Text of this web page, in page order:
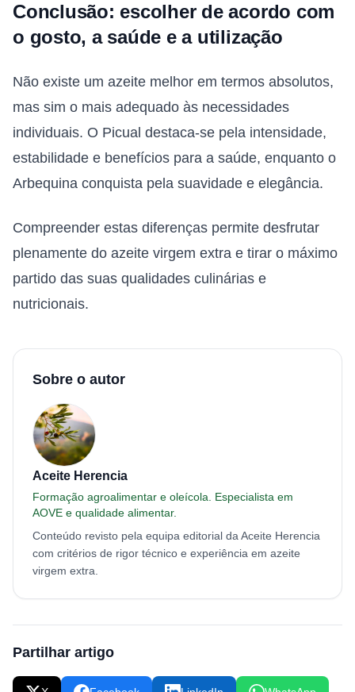
Conclusão: escolher de acordo com
o gosto, a saúde e a utilização
Não existe um azeite melhor em termos absolutos,
mas sim o mais adequado às necessidades
individuais. O Picual destaca-se pela intensidade,
estabilidade e benefícios para a saúde, enquanto o
Arbequina conquista pela suavidade e elegância.
Compreender estas diferenças permite desfrutar
plenamente do azeite virgem extra e tirar o máximo
partido das suas qualidades culinárias e
nutricionais.
Sobre o autor
Aceite Herencia
Formação agroalimentar e oleícola. Especialista em
AOVE e qualidade alimentar.
Conteúdo revisto pela equipa editorial da Aceite Herencia
com critérios de rigor técnico e experiência em azeite
virgem extra.
Partilhar artigo